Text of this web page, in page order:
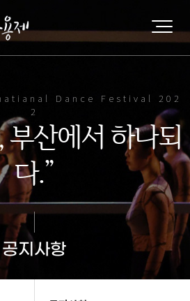
Dance Festival 202
2
부산에서 하나되
다.”
공지사항